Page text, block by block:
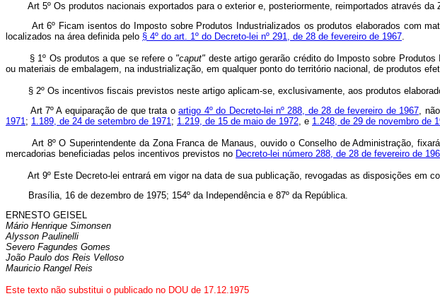
Art 5º Os produtos nacionais exportados para o exterior e, posteriormente, reimportados através
Art 6º Ficam isentos do Imposto sobre Produtos Industrializados os produtos elaborados com
localizados na área definida pelo § 4º do art. 1º do Decreto-lei nº 291, de 28 de fevereiro de 1967.
§ 1º Os produtos a que se refere o "caput" deste artigo gerarão crédito do Imposto sobre
ou materiais de embalagem, na industrialização, em qualquer ponto do território nacional, de produtos
§ 2º Os incentivos fiscais previstos neste artigo aplicam-se, exclusivamente, aos produtos
Art 7º A equiparação de que trata oartigo 4º do Decreto-lei nº 288, de 28 de fevereiro de 1967,
1971; 1.189, de 24 de setembro de 1971; 1.219, de 15 de maio de 1972, e 1.248, de 29 de novembro de
Art 8º O Superintendente da Zona Franca de Manaus, ouvido o Conselho de Administração,
mercadorias beneficiadas pelos incentivos previstos no Decreto-lei número 288, de 28 de fevereiro de
Art 9º Este Decreto-lei entrará em vigor na data de sua publicação, revogadas as disposições em
Brasília, 16 de dezembro de 1975; 154º da Independência e 87º da República.
ERNESTO GEISEL
Mário Henrique Simonsen
Alysson Paulinelli
Severo Fagundes Gomes
João Paulo dos Reis Velloso
Mauricio Rangel Reis
Este texto não substitui o publicado no DOU de 17.12.1975